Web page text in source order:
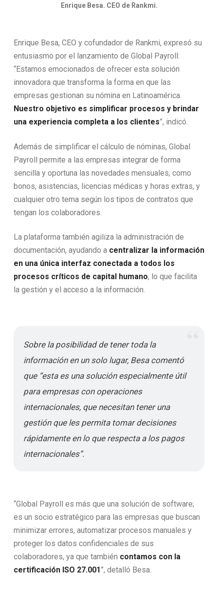
Enrique Besa. CEO de Rankmi.
Enrique Besa, CEO y cofundador de Rankmi, expresó su
entusiasmo por el lanzamiento de Global Payroll:
“Estamos emocionados de ofrecer esta solución
innovadora que transforma la forma en que las
empresas gestionan su nómina en Latinoamérica.
Nuestro objetivo es simplificar procesos y brindar
una experiencia completa a los clientes”, indicó.
Además de simplificar el cálculo de nóminas, Global
Payroll permite a las empresas integrar de forma
sencilla y oportuna las novedades mensuales, como
bonos, asistencias, licencias médicas y horas extras, y
cualquier otro tema según los tipos de contratos que
tengan los colaboradores.
La plataforma también agiliza la administración de
documentación, ayudando a centralizar la información
en una única interfaz conectada a todos los
procesos críticos de capital humano, lo que facilita
la gestión y el acceso a la información.
Sobre la posibilidad de tener toda la
información en un solo lugar, Besa comentó
que “esta es una solución especialmente útil
para empresas con operaciones
internacionales, que necesitan tener una
gestión que les permita tomar decisiones
rápidamente en lo que respecta a los pagos
internacionales”.
“Global Payroll es más que una solución de software;
es un socio estratégico para las empresas que buscan
minimizar errores, automatizar procesos manuales y
proteger los datos confidenciales de sus
colaboradores, ya que también contamos con la
certificación ISO 27.001”, detalló Besa.